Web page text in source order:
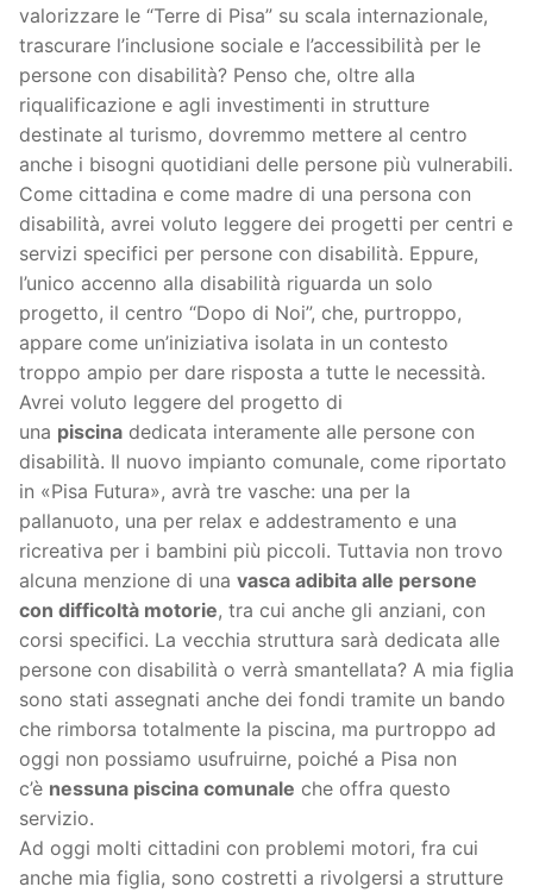
valorizzare le “Terre di Pisa” su scala internazionale,
trascurare l’inclusione sociale e l’accessibilità per le
persone con disabilità? Penso che, oltre alla
riqualificazione e agli investimenti in strutture
destinate al turismo, dovremmo mettere al centro
anche i bisogni quotidiani delle persone più vulnerabili.
Come cittadina e come madre di una persona con
disabilità, avrei voluto leggere dei progetti per centri e
servizi specifici per persone con disabilità. Eppure,
l’unico accenno alla disabilità riguarda un solo
progetto, il centro “Dopo di Noi”, che, purtroppo,
appare come un’iniziativa isolata in un contesto
troppo ampio per dare risposta a tutte le necessità.
Avrei voluto leggere del progetto di
una piscina dedicata interamente alle persone con
disabilità. Il nuovo impianto comunale, come riportato
in «Pisa Futura», avrà tre vasche: una per la
pallanuoto, una per relax e addestramento e una
ricreativa per i bambini più piccoli. Tuttavia non trovo
alcuna menzione di una vasca adibita alle persone
con difficoltà motorie, tra cui anche gli anziani, con
corsi specifici. La vecchia struttura sarà dedicata alle
persone con disabilità o verrà smantellata? A mia figlia
sono stati assegnati anche dei fondi tramite un bando
che rimborsa totalmente la piscina, ma purtroppo ad
oggi non possiamo usufruirne, poiché a Pisa non
c’è nessuna piscina comunale che offra questo
servizio.
Ad oggi molti cittadini con problemi motori, fra cui
anche mia figlia, sono costretti a rivolgersi a strutture